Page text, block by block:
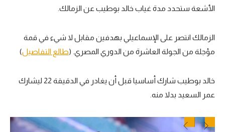
كويز في الجول
الأشعة ستحدد مدة غياب خالد بوطيب عن الزمالك.
الزمالك انتصر على الإسماعيلي بهدفين مقابل لا شيء في قمة
مؤجلة من الجولة العاشرة من الدوري المصري. (طالع التفاصيل)
خالد بوطيب شارك أساسيا قبل أن يغادر في الدقيقة 22 ليشارك
عمر السعيد بدلا منه.